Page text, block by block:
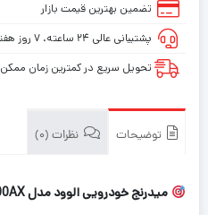
تضمین بهترین قیمت بازار
پشتیبانی عالی ۲۴ ساعته، ۷ روز هفته
تحویل سریع در کمترین زمان ممکن
توضیحات نظرات (0)
میدرنج خودرویی الوود مدل LW-8800AX